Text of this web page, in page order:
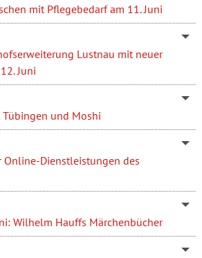
mit Pflegebedarf am 11. Juni
Lustnau mit neuer
Juni
und Moshi
Online-Dienstleistungen des
Wilhelm Hauffs Märchenbücher